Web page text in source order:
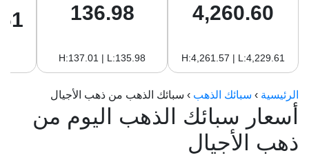
سليمة جولد
سويس جولد
ماستر جولد
ديوان الذهب
نجم الدين
4,260.60
H:4,261.57 | L:4,229.61
136.98
H:137.01 | L:135.98
الرئيسية › سبائك الذهب › سبائك الذهب من ذهب الأجيال
أسعار سبائك الذهب اليوم من
ذهب الأجيال